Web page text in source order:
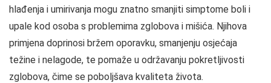
hlađenja i umirivanja mogu znatno smanjiti simptome boli i
upale kod osoba s problemima zglobova i mišića. Njihova
primjena doprinosi bržem oporavku, smanjenju osjećaja
težine i nelagode, te pomaže u održavanju pokretljivosti
zglobova, čime se poboljšava kvaliteta života.